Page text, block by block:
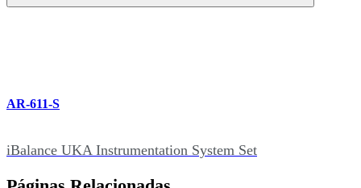
AR-611-S
iBalance UKA Instrumentation System Set